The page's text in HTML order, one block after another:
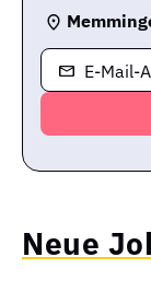
E-Mail-
Neue